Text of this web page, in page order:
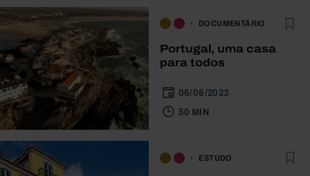
DOCUMENTÁRIO
Portugal, uma casa
para todos
06/06/2023
50 MIN
ESTUDO